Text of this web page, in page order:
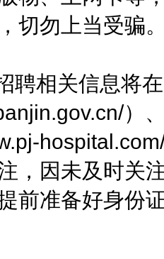
切勿上当受骗
相关信息将在
）
，因未及时关
前准备好身份